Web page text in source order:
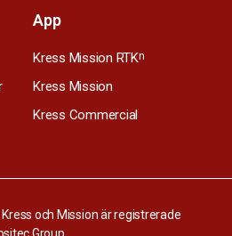
App
Kress Mission RTKn
Kress Mission
Kress Commercial
och Mission är registrerade
Group.